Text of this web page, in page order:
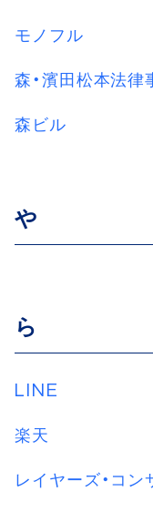
モノフル
森・濱田松本法律
森ビル
や
ら
LINE
楽天
レイヤーズ・コ